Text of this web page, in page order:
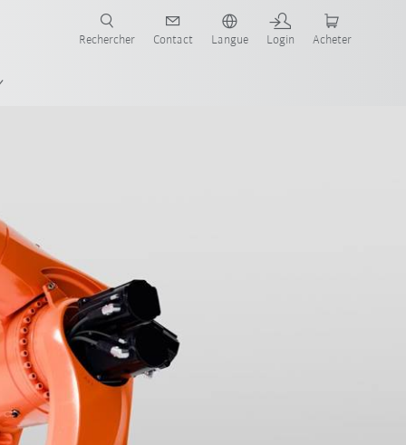
Rechercher Contact Langue Login Acheter